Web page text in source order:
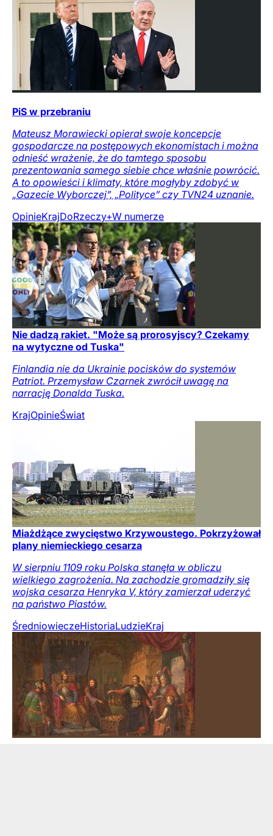
PiS w przebraniu
Mateusz Morawiecki opierał swoje koncepcje
gospodarcze na postępowych ekonomistach i można
odnieść wrażenie, że do tamtego sposobu
prezentowania samego siebie chce właśnie powrócić.
A to opowieści i klimaty, które mogłyby zdobyć w
„Gazecie Wyborczej”, „Polityce” czy TVN24 uznanie.
OpinieKrajDoRzeczy+W numerze
Nie dadzą rakiet. "Może są prorosyjscy? Czekamy
na wytyczne od Tuska"
Finlandia nie da Ukrainie pocisków do systemów
Patriot. Przemysław Czarnek zwrócił uwagę na
narrację Donalda Tuska.
KrajOpinieŚwiat
Miażdżące zwycięstwo Krzywoustego. Pokrzyżował
plany niemieckiego cesarza
W sierpniu 1109 roku Polska stanęła w obliczu
wielkiego zagrożenia. Na zachodzie gromadziły się
wojska cesarza Henryka V, który zamierzał uderzyć
na państwo Piastów.
ŚredniowieczeHistoriaLudzieKraj